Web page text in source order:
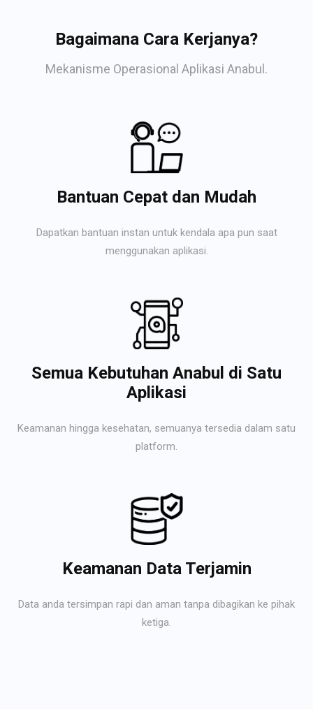
Bagaimana Cara Kerjanya?
Mekanisme Operasional Aplikasi Anabul.
Bantuan Cepat dan Mudah
Dapatkan bantuan instan untuk kendala apa pun saat
menggunakan aplikasi.
Semua Kebutuhan Anabul di Satu
Aplikasi
Keamanan hingga kesehatan, semuanya tersedia dalam satu
platform.
Keamanan Data Terjamin
Data anda tersimpan rapi dan aman tanpa dibagikan ke pihak
ketiga.